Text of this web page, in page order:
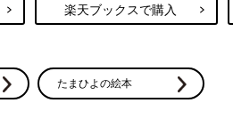
楽天ブックスで購入
たまひよの絵本